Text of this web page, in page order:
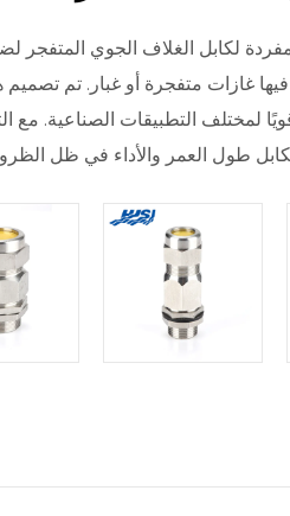
لكابل الغلاف الجوي المتفجر
غازات متفجرة أو غبار. تم تصميم
لمختلف التطبيقات الصناعية. مع
طول العمر والأداء في ظل